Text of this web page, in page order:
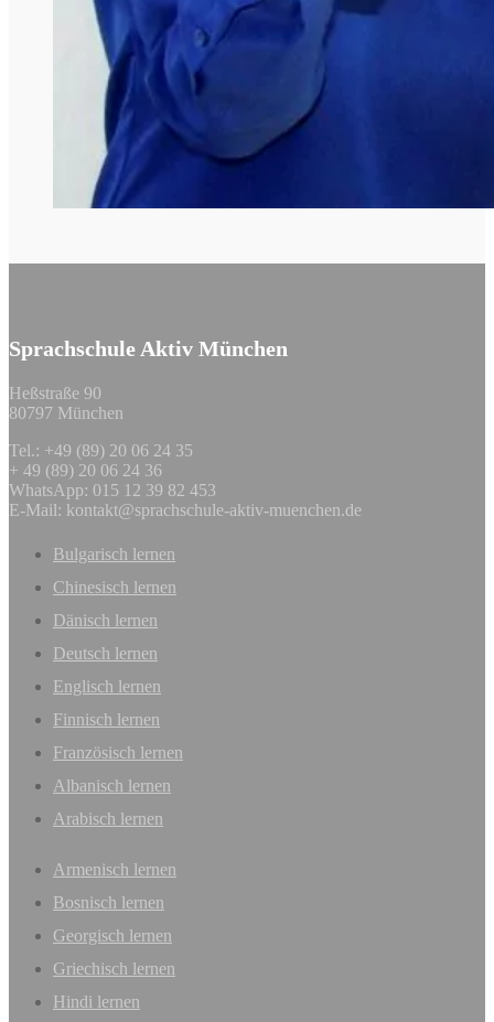
Sprachschule Aktiv München
Heßstraße 90
80797 München
Tel.: +49 (89) 20 06 24 35
+ 49 (89) 20 06 24 36
WhatsApp: 015 12 39 82 453
E-Mail: kontakt@sprachschule-aktiv-muenchen.de
Bulgarisch lernen
Chinesisch lernen
Dänisch lernen
Deutsch lernen
Englisch lernen
Finnisch lernen
Französisch lernen
Albanisch lernen
Arabisch lernen
Armenisch lernen
Bosnisch lernen
Georgisch lernen
Griechisch lernen
Hindi lernen